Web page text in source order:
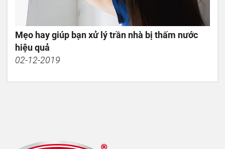
Mẹo hay giúp bạn xử lý trần nhà bị thấm nước
hiệu quả
02-12-2019